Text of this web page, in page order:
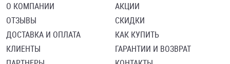
О КОМПАНИИ
ОТЗЫВЫ
ДОСТАВКА И ОПЛАТА
КЛИЕНТЫ
АКЦИИ
СКИДКИ
КАК КУПИТЬ
ГАРАНТИИ И ВОЗВРАТ